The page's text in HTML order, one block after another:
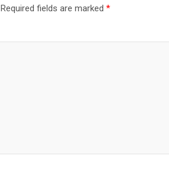
Required fields are marked *